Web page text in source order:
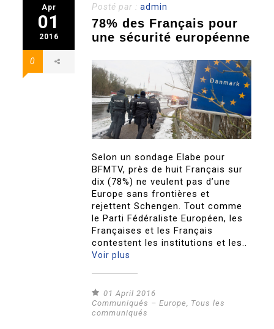
Apr
01
2016
0
Posté par :admin
78% des Français pour
une sécurité européenne
Selon un sondage Elabe pour
BFMTV, près de huit Français sur
dix (78%) ne veulent pas d’une
Europe sans frontières et
rejettent Schengen. Tout comme
le Parti Fédéraliste Européen, les
Françaises et les Français
contestent les institutions et les..
Voir plus
01 April 2016
Communiqués – Europe
Tous les
communiqués